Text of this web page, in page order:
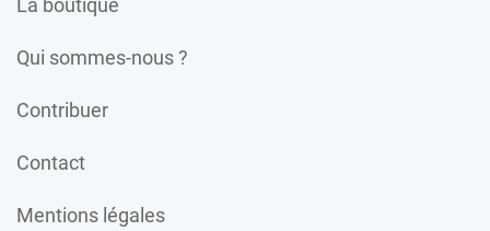
La boutique
Qui sommes-nous ?
Contribuer
Contact
Mentions légales